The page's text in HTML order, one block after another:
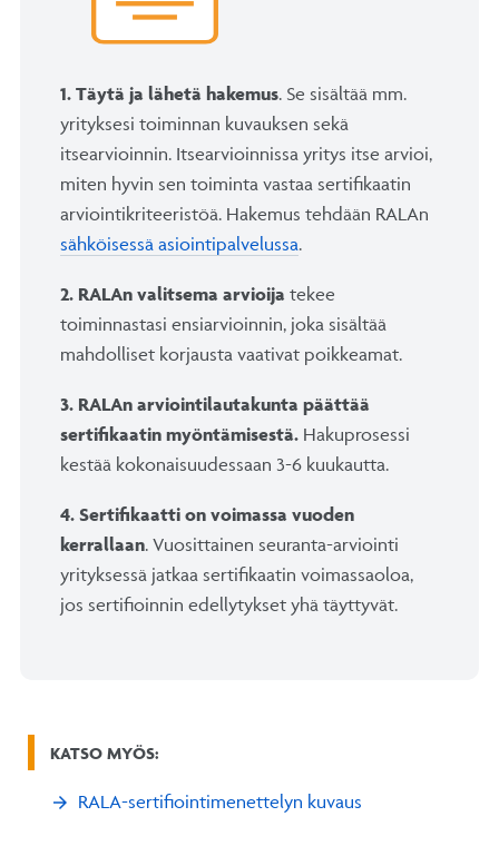
1. Täytä ja lähetä hakemus. Se sisältää mm.
yrityksesi toiminnan kuvauksen sekä
itsearvioinnin. Itsearvioinnissa yritys itse arvioi,
miten hyvin sen toiminta vastaa sertifikaatin
arviointikriteeristöä. Hakemus tehdään RALAn
sähköisessä asiointipalvelussa.
2. RALAn valitsema arvioija tekee
toiminnastasi ensiarvioinnin, joka sisältää
mahdolliset korjausta vaativat poikkeamat.
3. RALAn arviointilautakunta päättää
sertifikaatin myöntämisestä. Hakuprosessi
kestää kokonaisuudessaan 3-6 kuukautta.
4. Sertifikaatti on voimassa vuoden
kerrallaan. Vuosittainen seuranta-arviointi
yrityksessä jatkaa sertifikaatin voimassaoloa,
jos sertifioinnin edellytykset yhä täyttyvät.
KATSO MYÖS:
RALA-sertifiointimenettelyn kuvaus